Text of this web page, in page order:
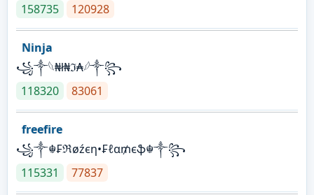
158735
120928
Ninja
꧁⁣༒𓆩₦ł₦ℑ₳𓆪༒꧂
118320
83061
freefire
꧁༒☬₣ℜøźєη•₣ℓα₥єֆ☬༒꧂
115331
77837